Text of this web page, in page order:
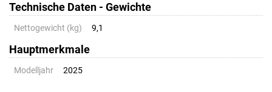
Technische Daten - Gewichte
Nettogewicht (kg) 9,1
Hauptmerkmale
Modelljahr 2025